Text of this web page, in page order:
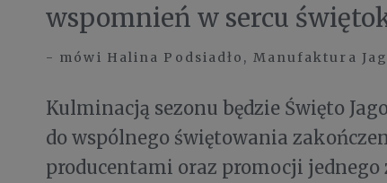
wspomnień w sercu
- mówi Halina Podsiadło, Manufaktura
Kulminacją sezonu będzie Święto
do wspólnego świętowania
producentami oraz promocji